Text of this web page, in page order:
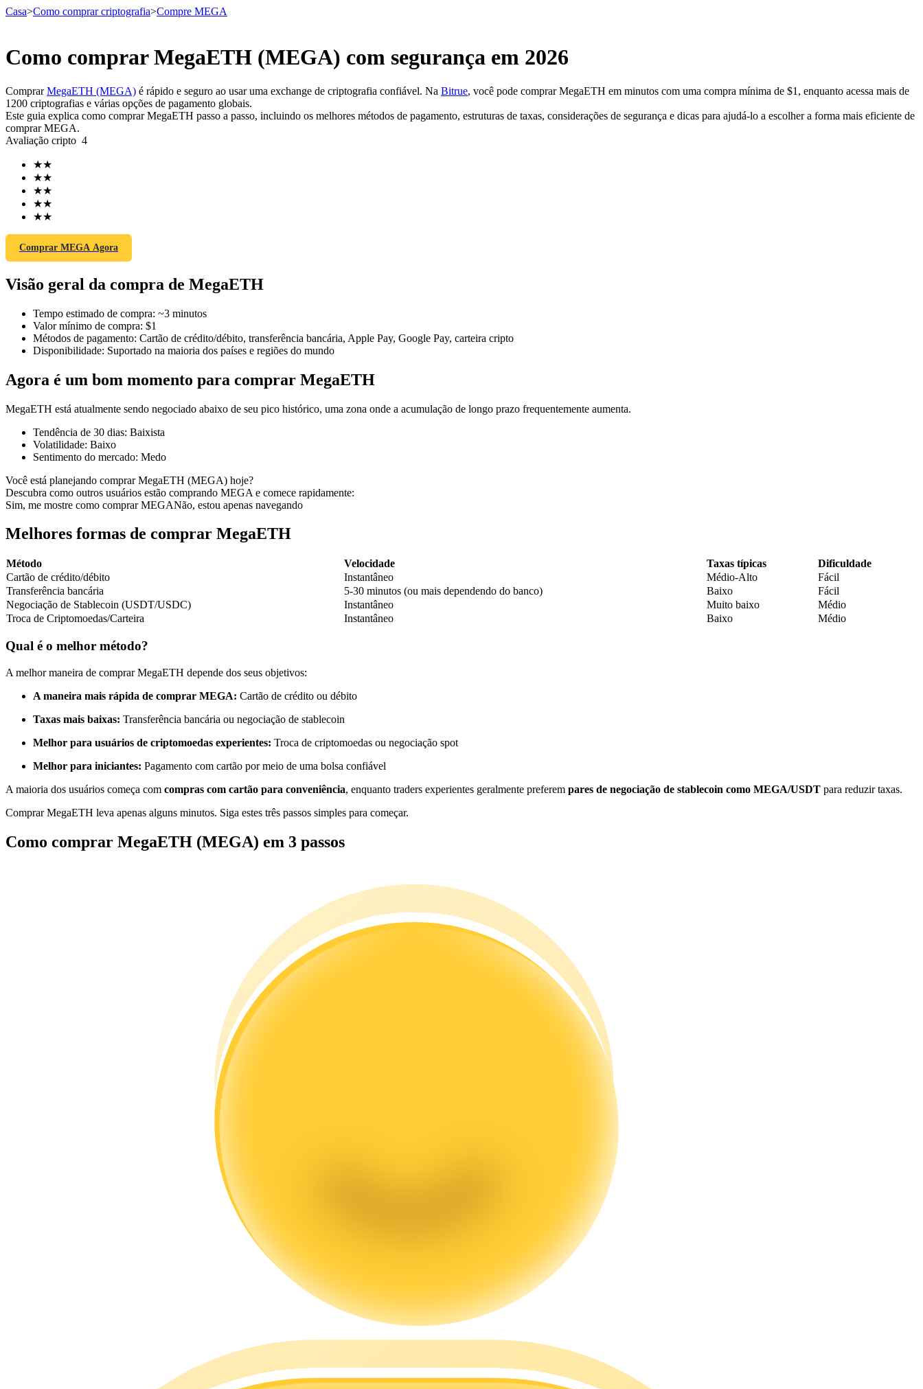
Futuros
Futuros de USDT
TradFi
Futuros de USDC
Copiar Trading
Junte-se aos principais traders
Desfrute da partilha de lucros e comissões de copy trading
Análise de big data, incluindo informações comerciais, etc.
Casa>Como comprar criptografia>Compre MEGA
Como comprar MegaETH (MEGA) com segurança em 2026
ComprarMegaETH (MEGA) é rápido e seguro ao usar uma exchange de criptografia confiável. Na Bitrue, você pode comprar MegaETH em minutos com uma compra mínima de $1, enquanto acessa mais de
1200 criptografias e várias opções de pagamento globais.
Este guia explica como comprar MegaETH passo a passo, incluindo os melhores métodos de pagamento, estruturas de taxas, considerações de segurança e dicas para ajudá-lo a escolher a forma mais eficiente de
comprar MEGA.
Avaliação cripto 4
★★
★★
★★
★★
★★
Comprar MEGA Agora
Visão geral da compra de MegaETH
Tempo estimado de compra: ~3 minutos
Valor mínimo de compra: $1
Métodos de pagamento: Cartão de crédito/débito, transferência bancária, Apple Pay, Google Pay, carteira cripto
Disponibilidade: Suportado na maioria dos países e regiões do mundo
Agora é um bom momento para comprar MegaETH
MegaETH está atualmente sendo negociado abaixo de seu pico histórico, uma zona onde a acumulação de longo prazo frequentemente aumenta.
Tendência de 30 dias: Baixista
Volatilidade: Baixo
Sentimento do mercado: Medo
Você está planejando comprar MegaETH (MEGA) hoje?
Descubra como outros usuários estão comprando MEGA e comece rapidamente:
Sim, me mostre como comprar MEGANão, estou apenas navegando
Melhores formas de comprar MegaETH
Método Velocidade Taxas típicas
Dificuldade
Cartão de crédito/débito
Instantâneo Médio-Alto
Fácil
Transferência bancária
5-30 minutos (ou mais dependendo do banco) Baixo
Fácil
Negociação de Stablecoin (USDT/USDC)
Instantâneo Muito baixo
Médio
Troca de Criptomoedas/Carteira
Instantâneo Baixo Médio
Qual é o melhor método?
A melhor maneira de comprar MegaETH depende dos seus objetivos:
A maneira mais rápida de comprar MEGA: Cartão de crédito ou débito
Taxas mais baixas: Transferência bancária ou negociação de stablecoin
Melhor para usuários de criptomoedas experientes: Troca de criptomoedas ou negociação spot
Melhor para iniciantes: Pagamento com cartão por meio de uma bolsa confiável
A maioria dos usuários começa com compras com cartão para conveniência, enquanto traders experientes geralmente preferem pares de negociação de stablecoin como MEGA/USDT para reduzir taxas.
Comprar MegaETH leva apenas alguns minutos. Siga estes três passos simples para começar.
Como comprar MegaETH (MEGA) em 3 passos